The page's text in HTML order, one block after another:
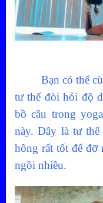
Bạn có thể
tư thế đòi hỏi độ
bồ câu trong
này. Đây là tư thế
hông rất tốt để đỡ
ngồi nhiều.